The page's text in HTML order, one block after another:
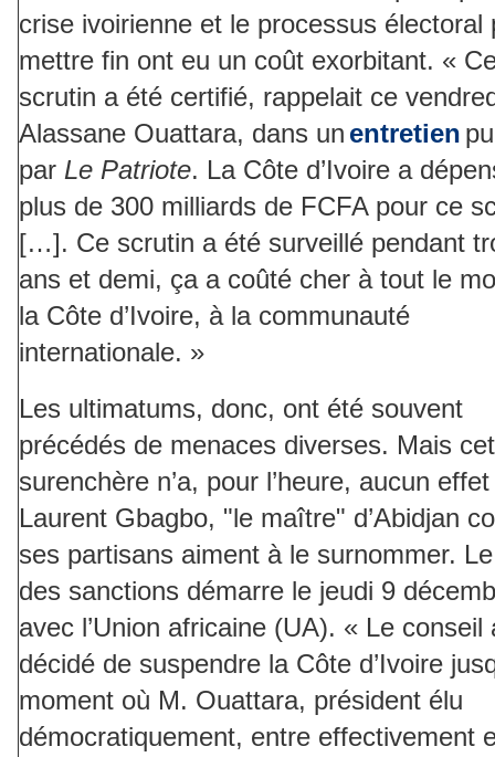
crise ivoirienne et le processus électoral
mettre fin ont eu un coût exorbitant. «
scrutin a été certifié, rappelait ce
Alassane Ouattara, dans un entretien
par Le Patriote. La Côte d’Ivoire a
plus de 300 milliards de FCFA pour ce
[…]. Ce scrutin a été surveillé pendant
ans et demi, ça a coûté cher à tout le
la Côte d’Ivoire, à la communauté
internationale. »
Les ultimatums, donc, ont été souvent
précédés de menaces diverses. Mais
surenchère n’a, pour l’heure, aucun
Laurent Gbagbo, "le maître" d’Abidjan
ses partisans aiment à le surnommer.
des sanctions démarre le jeudi 9
avec l’Union africaine (UA). « Le conseil
décidé de suspendre la Côte d’Ivoire
moment où M. Ouattara, président élu
démocratiquement, entre effectivement